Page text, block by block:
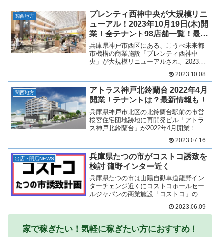
関西地方
プレンティ西神中央が大規模リニ
ューアル！2023年10月19日(木)開
業！全テナント98店舗一覧！最新
情報も！
兵庫県神戸市西区にある、こうべ未来都
市機構の商業施設「プレンティ西神中
央」が大規模リニューアルされ、2023年
規模改装され、飲食店をはじめ、様々な
ジャンルの新規テナントが約100店舗出
店！そんな、プ...
2023.10.08
関西地方
アトラス神戸北鈴蘭台 2022年4月
開業！テナントは？最新情報も！
兵庫県神戸市北区の北鈴蘭台駅前の市営
桜宮住宅団地跡地に再開発ビル「アトラ
ス神戸北鈴蘭台」が2022年4月開業！高
「アトラス神戸北鈴蘭台」、低層階は商
業施設となり、食品スーパーマーケット
など出店予定！北鈴蘭台...
2023.07.16
出店・閉店NEWS
兵庫県たつの市がコストコ誘致を
検討 龍野インター近く
兵庫県たつの市は山陽自動車道龍野イン
ターチェンジ近くにコストコホールセー
ルジャパンの商業施設「コストコ」の誘
コ未進出地帯に出店することとなり、期
場所は、兵庫県たつの市龍...
2023.06.09
家で稼ぎたい！気軽に稼ぎたい方におすすめ！